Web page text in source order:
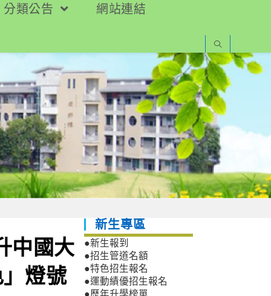
分類公告
網站連結
中國大
燈號
新生專區
●新生報到
●招生管道名額
●特色招生報名
●運動績優招生報名
●歷年升學榜單